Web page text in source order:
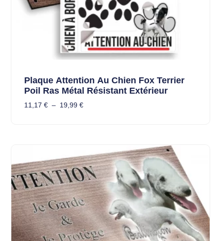
Plaque Attention Au Chien Fox Terrier
Poil Ras Métal Résistant Extérieur
11,17 € – 19,99 €